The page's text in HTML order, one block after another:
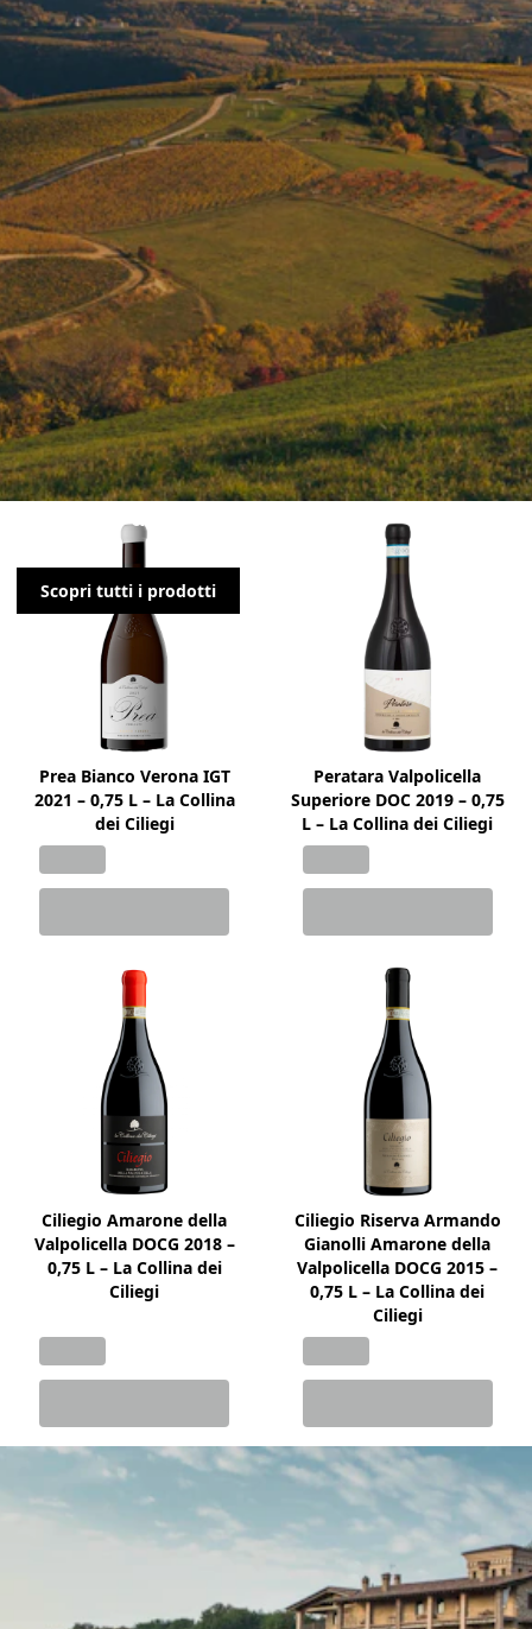
La Collina dei Ciliegi
Scopri tutti i prodotti
Prea Bianco Verona IGT
2021 – 0,75 L – La Collina
dei Ciliegi
Peratara Valpolicella
Superiore DOC 2019 – 0,75
L – La Collina dei Ciliegi
Ciliegio Amarone della
Valpolicella DOCG 2018 –
0,75 L – La Collina dei
Ciliegi
Ciliegio Riserva Armando
Gianolli Amarone della
Valpolicella DOCG 2015 –
0,75 L – La Collina dei
Ciliegi